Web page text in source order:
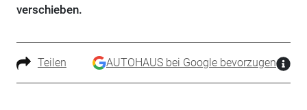
verschieben.
Teilen AUTOHAUS bei Google bevorzugen